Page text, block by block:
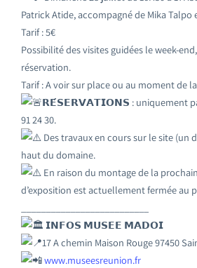
Patrick Atide, accompagné de Mika Talpo
Tarif : 5€
Possibilité des visites guidées le week-
réservation.
Tarif : A voir sur place ou au moment de
𝗥𝗘́𝗦𝗘𝗥𝗩𝗔𝗧𝗜𝗢𝗡𝗦 : uniquement
91 24 30.
Des travaux en cours sur le site (un
haut du domaine.
En raison du montage de la
d’exposition est actuellement fermée au
𝗜𝗡𝗙𝗢𝗦 𝗠𝗨𝗦𝗘𝗘 𝗠𝗔𝗗𝗢𝗜
17 A chemin Maison Rouge 97450
www.museesreunion.fr